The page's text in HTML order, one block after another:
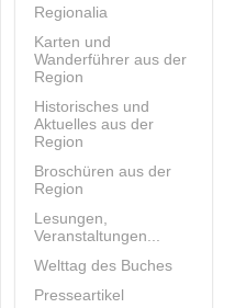
Regionalia
Karten und
Wanderführer aus der
Region
Historisches und
Aktuelles aus der
Region
Broschüren aus der
Region
Lesungen,
Veranstaltungen...
Welttag des Buches
Presseartikel